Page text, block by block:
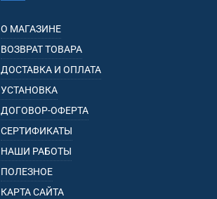
О МАГАЗИНЕ
ВОЗВРАТ ТОВАРА
ДОСТАВКА И ОПЛАТА
УСТАНОВКА
ДОГОВОР-ОФЕРТА
СЕРТИФИКАТЫ
НАШИ РАБОТЫ
ПОЛЕЗНОЕ
КАРТА САЙТА